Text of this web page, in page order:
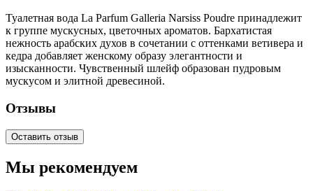
Туалетная вода La Parfum Galleria Narsiss Poudre принадлежит
к группе мускусных, цветочных ароматов. Бархатистая
нежность арабских духов в сочетании с оттенками ветивера и
кедра добавляет женскому образу элегантности и
изысканности. Чувственный шлейф образован пудровым
мускусом и элитной древесиной.
Отзывы
Оставить отзыв
Мы рекомендуем